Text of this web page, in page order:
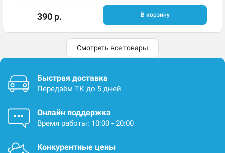
390 р. В корзину
Смотреть все товары
Быстрая доставка
Передаём ТК до 5 дней
Онлайн поддержка
Время работы: 10:00 - 20:00
Конкурентные цены